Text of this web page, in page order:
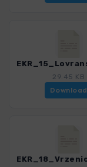
29.45 KB
Download